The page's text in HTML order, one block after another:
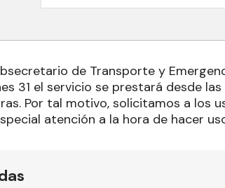
de Transporte y
31 el servicio se prestará desde
Por tal motivo, solicitamos a los
atención a la hora de hacer